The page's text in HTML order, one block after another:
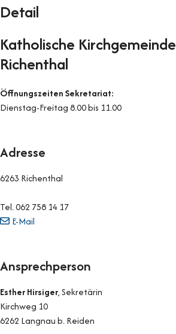
Detail
Katholische Kirchgemeinde
Richenthal
Öffnungszeiten Sekretariat:
Dienstag-Freitag 8.00 bis 11.00
Adresse
6263 Richenthal
Tel.062 758 14 17
E-Mail
Ansprechperson
Esther Hirsiger, Sekretärin
Kirchweg 10
6262 Langnau b. Reiden